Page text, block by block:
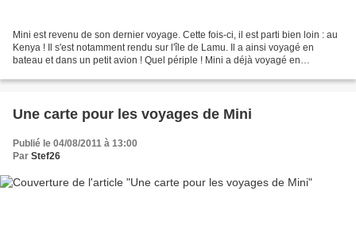
Mini est revenu de son dernier voyage. Cette fois-ci, il est parti bien loin : au
Kenya ! Il s'est notamment rendu sur l'île de Lamu. Il a ainsi voyagé en
bateau et dans un petit avion ! Quel périple ! Mini a déjà voyagé en
Une carte pour les voyages de Mini
Publié le 04/08/2011 à 13:00
Par Stef26